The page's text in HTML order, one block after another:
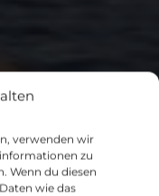
verwenden wir
zu
Wenn du diesen
wie das